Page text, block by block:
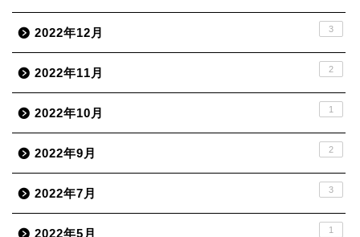
2022年12月 3
2022年11月 2
2022年10月 1
2022年9月 2
2022年7月 3
2022年5月 1